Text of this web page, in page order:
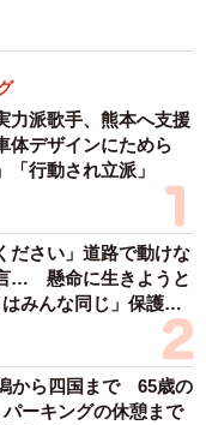
力派歌手、熊本へ支援
デザインにためら
行動され立派」
ださい」道路で動けな
… 懸命に生きようと
みんな同じ」保護団
から四国まで 65歳の
ーキングの休憩まで